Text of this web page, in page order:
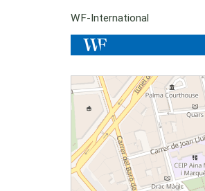
WF-International